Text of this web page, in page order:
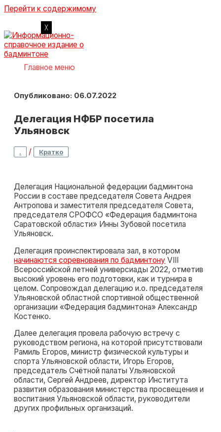
Перейти к содержимому
Главное меню
Опубликовано: 06.07.2022
Делегация НФБР посетила
Ульяновск
. / Кратко
Делегация Национальной федерации бадминтона
России в составе председателя Совета Андрея
Антропова и заместителя председателя Совета,
председателя СРОФСО «Федерация бадминтона
Саратовской области» Инны Зубовой посетила
Ульяновск.
Делегация проинспектировала зал, в котором
начинаются соревнования по бадминтону VIII
Всероссийской летней универсиады 2022, отметив
высокий уровень его подготовки, как и турнира в
целом. Сопровождал делегацию и.о. председателя
Ульяновской областной спортивной общественной
организации «Федерация бадминтона» Александр
Костенко.
Далее делегация провела рабочую встречу с
руководством региона, на которой присутствовали
Рамиль Егоров, министр физической культуры и
спорта Ульяновской области, Игорь Егоров,
председатель Счётной палаты Ульяновской
области, Сергей Андреев, директор Института
развития образования министерства просвещения и
воспитания Ульяновской области, руководители
других профильных организаций.